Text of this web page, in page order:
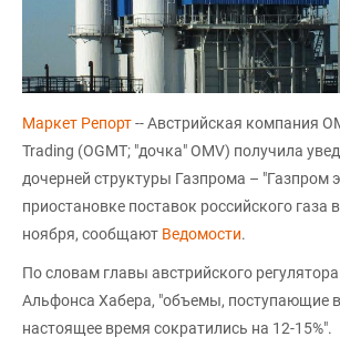
Маркет Репорт-- Австрийская компания
Trading (OGMT; "дочка" OMV) получила
дочерней структуры Газпрома – "Газпром
приостановке поставок российского газа
ноября, сообщают Ведомости.
По словам главы австрийского регулятора
Альфонса Хабера, "объемы, поступающие
настоящее время сократились на 12-15%".